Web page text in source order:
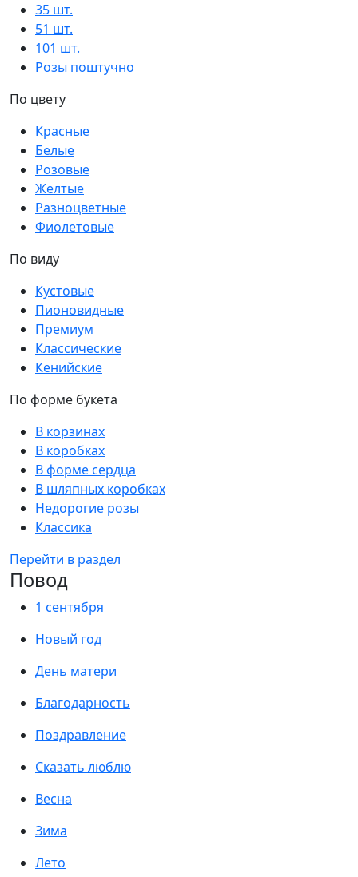
35 шт.
51 шт.
101 шт.
Розы поштучно
По цвету
Красные
Белые
Розовые
Желтые
Разноцветные
Фиолетовые
По виду
Кустовые
Пионовидные
Премиум
Классические
Кенийские
По форме букета
В корзинах
В коробках
В форме сердца
В шляпных коробках
Недорогие розы
Классика
Перейти в раздел
Повод
1 сентября
Новый год
День матери
Благодарность
Поздравление
Сказать люблю
Весна
Зима
Лето